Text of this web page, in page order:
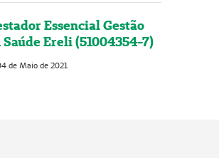
Essencial Gestão
Saúde Ereli (51004354-7)
de Maio de 2021